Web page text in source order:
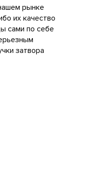
рынке
их качество
сами по себе
затвора